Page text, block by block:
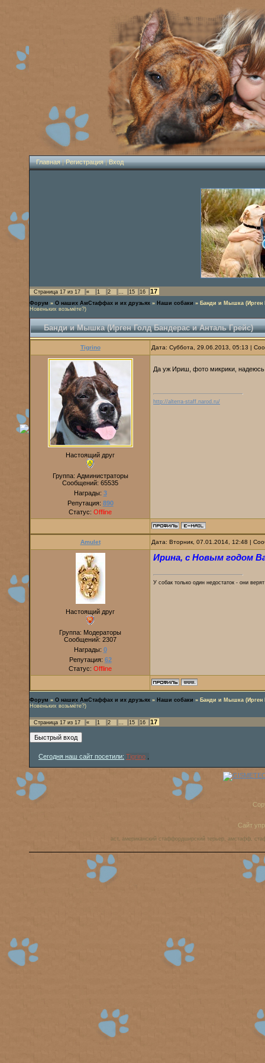
Главная|Регистрация|Вход
Страница 17 из 17 « 1 2 … 15 16 17
Форум » О наших АмСтаффах и их друзьях » Наши собаки » Банди и Мышка (Ирген
Новеньких возьмёте?)
Банди и Мышка (Ирген Голд Бандерас и Анталь Грейс)
Tigrino Дата: Суббота, 29.06.2013, 05:13 |
Настоящий друг
Группа: Администраторы
Сообщений: 65535
Награды: 3
Репутация: 890
Статус: Offline
Да уж Ириш, фото микрики,
http://alterra-staff.narod.ru/
Amulet Дата: Вторник, 07.01.2014, 12:48 |
Настоящий друг
Группа: Модераторы
Сообщений: 2307
Награды: 0
Репутация: 62
Статус: Offline
Ирина, с Новым годом
У собак только один недостаток - они
Форум » О наших АмСтаффах и их друзьях » Наши собаки » Банди и Мышка (Ирген
Новеньких возьмёте?)
Страница 17 из 17 « 1 2 … 15 16 17
Сегодня наш сайт посетили: Tigrino
Сайт
аст, американский стаффордширский терьер, амстафф,